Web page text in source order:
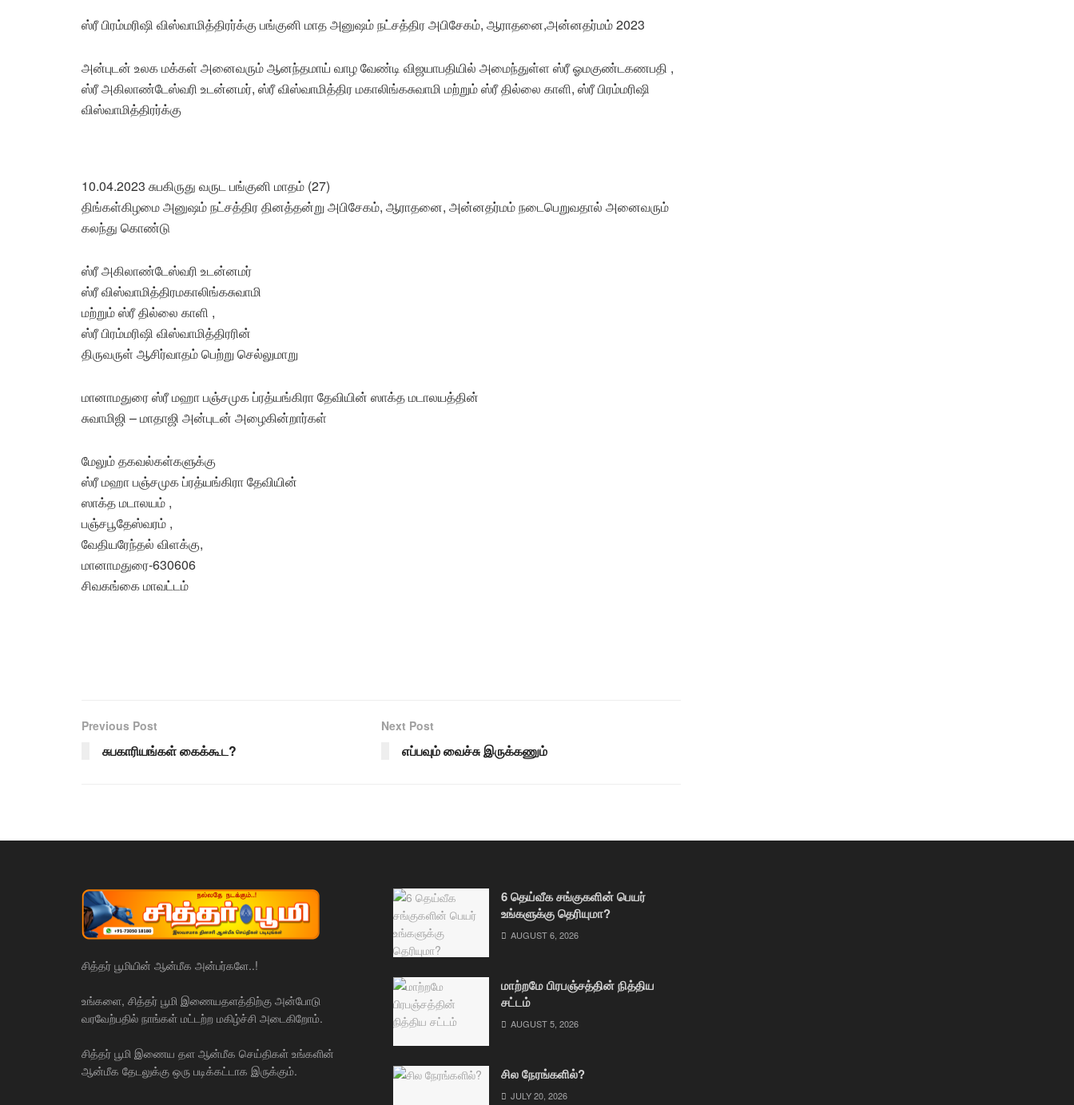
ஸ்ரீ பிரம்மரிஷி விஸ்வாமித்திரர்க்கு பங்குனி மாத அனுஷம் நட்சத்திர அபிசேகம், ஆராதனை,அன்னதர்மம் 2023
அன்புடன் உலக மக்கள் அனைவரும் ஆனந்தமாய் வாழ வேண்டி விஜயாபதியில் அமைந்துள்ள ஸ்ரீ ஓமகுண்டகணபதி ,
ஸ்ரீ அகிலாண்டேஸ்வரி உடன்னமர், ஸ்ரீ விஸ்வாமித்திர மகாலிங்கசுவாமி மற்றும் ஸ்ரீ தில்லை காளி, ஸ்ரீ பிரம்மரிஷி
விஸ்வாமித்திரர்க்கு
10.04.2023 சுபகிருது வருட பங்குனி மாதம் (27)
திங்கள்கிழமை அனுஷம் நட்சத்திர தினத்தன்று அபிசேகம், ஆராதனை, அன்னதர்மம் நடைபெறுவதால் அனைவரும்
கலந்து கொண்டு
ஸ்ரீ அகிலாண்டேஸ்வரி உடன்னமர்
ஸ்ரீ விஸ்வாமித்திரமகாலிங்கசுவாமி
மற்றும் ஸ்ரீ தில்லை காளி ,
ஸ்ரீ பிரம்மரிஷி விஸ்வாமித்திரரின்
திருவருள் ஆசிர்வாதம் பெற்று செல்லுமாறு
மானாமதுரை ஸ்ரீ மஹா பஞ்சமுக ப்ரத்யங்கிரா தேவியின் ஸாக்த மடாலயத்தின்
சுவாமிஜி – மாதாஜி அன்புடன் அழைகின்றார்கள்
மேலும் தகவல்கள்களுக்கு
ஸ்ரீ மஹா பஞ்சமுக ப்ரத்யங்கிரா தேவியின்
ஸாக்த மடாலயம் ,
பஞ்சபூதேஸ்வரம் ,
வேதியரேந்தல் விளக்கு,
மானாமதுரை-630606
சிவகங்கை மாவட்டம்
Previous Post
சுபகாரியங்கள் கைக்கூட?
Next Post
எப்பவும் வைச்சு இருக்கணும்
சித்தர் பூமியின் ஆன்மீக அன்பர்களே..!
உங்களை, சித்தர் பூமி இணையதளத்திற்கு அன்போடு
வரவேற்பதில் நாங்கள் மட்டற்ற மகிழ்ச்சி அடைகிறோம்.
சித்தர் பூமி இணைய தள ஆன்மீக செய்திகள் உங்களின்
ஆன்மீக தேடலுக்கு ஒரு படிக்கட்டாக இருக்கும்.
6 தெய்வீக சங்குகளின் பெயர்
உங்களுக்கு தெரியுமா?
AUGUST 6, 2026
மாற்றமே பிரபஞ்சத்தின் நித்திய
சட்டம்
AUGUST 5, 2026
சில நேரங்களில்?
JULY 20, 2026